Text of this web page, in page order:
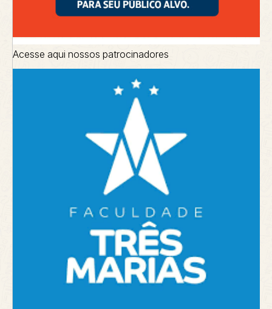
Acesse aqui nossos patrocinadores